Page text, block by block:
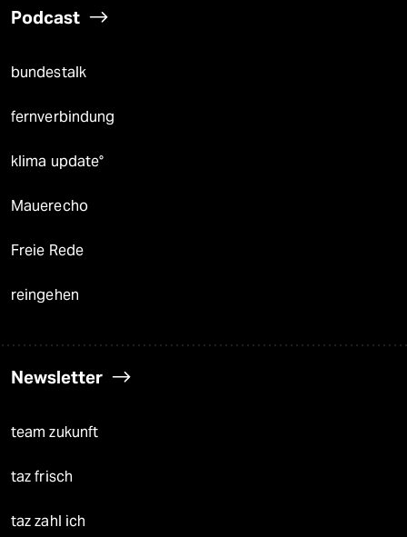
Podcast
bundestalk
fernverbindung
klima update°
Mauerecho
Freie Rede
reingehen
Newsletter
team zukunft
taz frisch
taz zahl ich